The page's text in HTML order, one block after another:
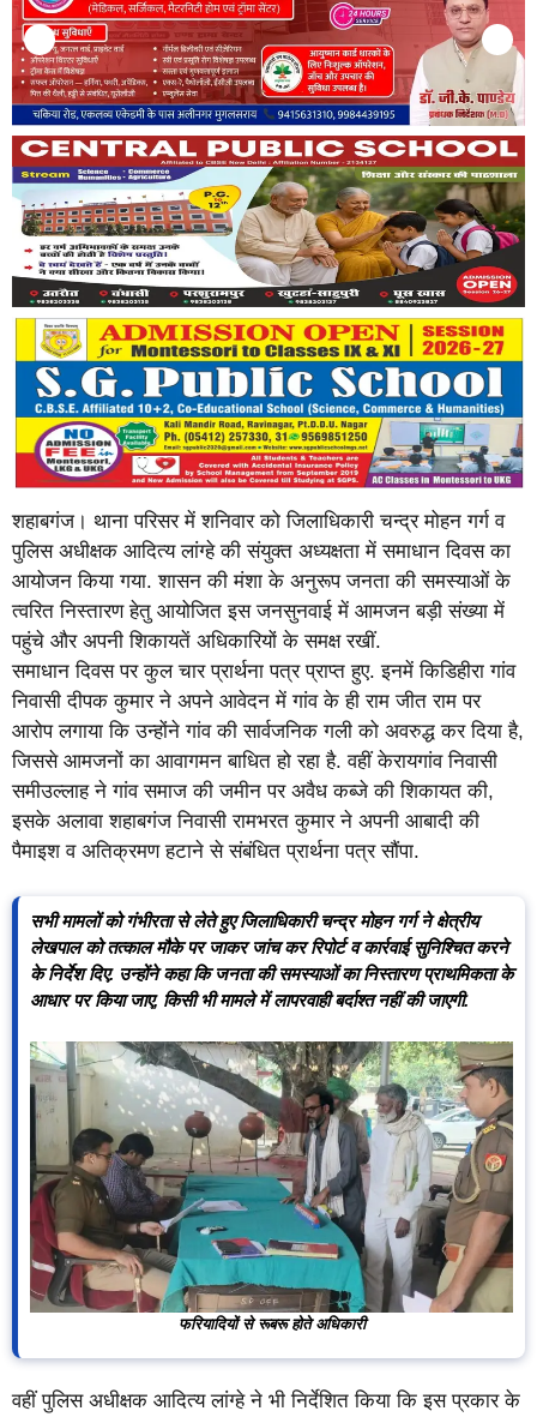
शहाबगंज। थाना परिसर में शनिवार को जिलाधिकारी चन्द्र मोहन गर्ग व
पुलिस अधीक्षक आदित्य लांग्हे की संयुक्त अध्यक्षता में समाधान दिवस का
आयोजन किया गया. शासन की मंशा के अनुरूप जनता की समस्याओं के
त्वरित निस्तारण हेतु आयोजित इस जनसुनवाई में आमजन बड़ी संख्या में
पहुंचे और अपनी शिकायतें अधिकारियों के समक्ष रखीं.
समाधान दिवस पर कुल चार प्रार्थना पत्र प्राप्त हुए. इनमें किडिहीरा गांव
निवासी दीपक कुमार ने अपने आवेदन में गांव के ही राम जीत राम पर
आरोप लगाया कि उन्होंने गांव की सार्वजनिक गली को अवरुद्ध कर दिया है,
जिससे आमजनों का आवागमन बाधित हो रहा है. वहीं केरायगांव निवासी
समीउल्लाह ने गांव समाज की जमीन पर अवैध कब्जे की शिकायत की,
इसके अलावा शहाबगंज निवासी रामभरत कुमार ने अपनी आबादी की
पैमाइश व अतिक्रमण हटाने से संबंधित प्रार्थना पत्र सौंपा.
सभी मामलों को गंभीरता से लेते हुए जिलाधिकारी चन्द्र मोहन गर्ग ने क्षेत्रीय
लेखपाल को तत्काल मौके पर जाकर जांच कर रिपोर्ट व कार्रवाई सुनिश्चित करने
के निर्देश दिए. उन्होंने कहा कि जनता की समस्याओं का निस्तारण प्राथमिकता के
आधार पर किया जाए, किसी भी मामले में लापरवाही बर्दाश्त नहीं की जाएगी.
फरियादियों से रूबरू होते अधिकारी
वहीं पुलिस अधीक्षक आदित्य लांग्हे ने भी निर्देशित किया कि इस प्रकार के